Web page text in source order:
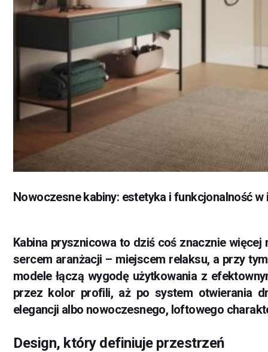
Nowoczesne kabiny: estetyka i funkcjonalność
Kabina prysznicowa to dziś coś znacznie
sercem aranżacji – miejscem relaksu, a przy
modele łączą wygodę użytkowania z
przez kolor profili, aż po system otwierania
elegancji albo nowoczesnego, loftowego
Design, który definiuje przestrzeń